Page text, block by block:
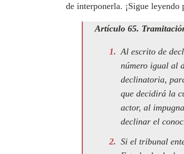
de interponerla. ¡Sigue leyendo
Artículo 65.
Al escrito de
número igual al
declinatoria,
que decidirá la
actor, al
declinar el
Si el tribunal